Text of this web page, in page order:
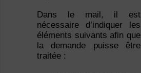
Dans le mail, il est
nécessaire d’indiquer les
éléments suivants afin que
la demande puisse être
traitée :